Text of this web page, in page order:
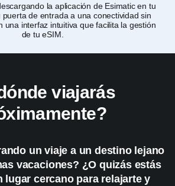
la aplicación de Esimatic en tu
de entrada a una conectividad sin
una interfaz intuitiva que facilita la gestión
de tu eSIM.
viajarás
un viaje a un destino lejano
vacaciones? ¿O quizás estás
lugar cercano para relajarte y